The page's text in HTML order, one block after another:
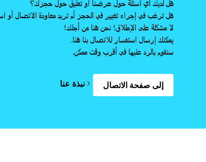
هل لديك أي أسئلة حول عرضنا أو تعليق حول حجزك؟
هل ترغب في إجراء تغيير في الحجز أم تريد معاودة الاتصال أو
لا مشكلة على الإطلاق! نحن هنا من أجلك!
يمكنك إرسال استفسار للاتصال بنا هنا.
سنقوم بالرد عليها في أقرب وقت ممكن.
إلى صفحة الاتصال نبذة عنا